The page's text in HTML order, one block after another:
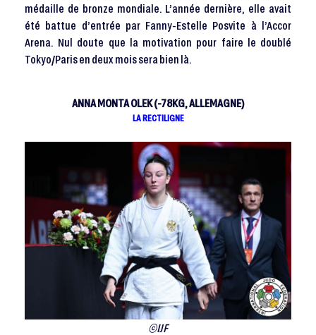
médaille de bronze mondiale. L’année dernière, elle avait
été battue d’entrée par Fanny-Estelle Posvite à l’Accor
Arena. Nul doute que la motivation pour faire le doublé
Tokyo/Paris en deux mois sera bien là.
ANNA MONTA OLEK (-78KG, ALLEMAGNE)
LA RECTILIGNE
©IJF